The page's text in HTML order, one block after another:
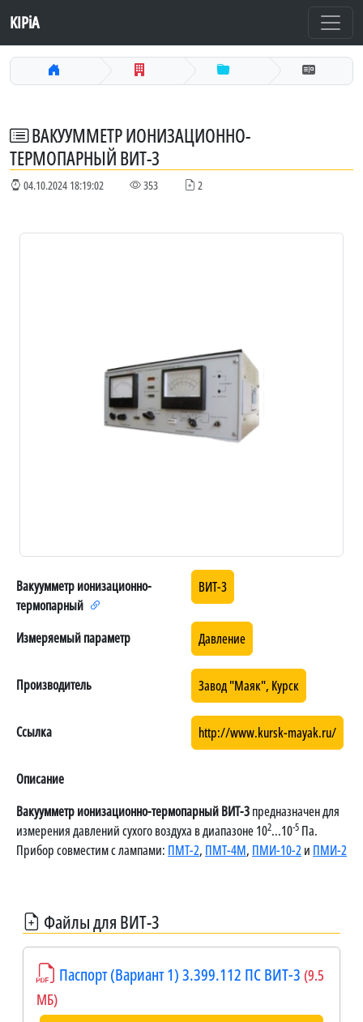
KIPiA
ВАКУУММЕТР ИОНИЗАЦИОННО-
ТЕРМОПАРНЫЙ ВИТ-3
04.10.2024 18:19:02 353 2
Вакуумметр ионизационно-
термопарный
ВИТ-3
Измеряемый параметр Давление
Производитель Завод "Маяк", Курск
Ссылка http://www.kursk-mayak.ru/
Описание
Вакуумметр ионизационно-термопарный ВИТ-3предназначен для
измерения давлений сухого воздуха в диапазоне 102...10-5 Па.
Прибор совместим с лампами: ПМТ-2, ПМТ-4М, ПМИ-10-2и ПМИ-2
Файлы для ВИТ-3
Паспорт (Вариант 1) 3.399.112 ПС ВИТ-3 (9.5
МБ)